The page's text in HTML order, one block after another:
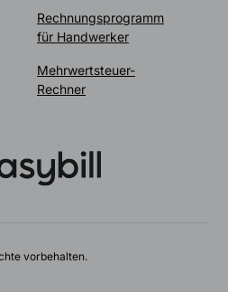
Rechnungsprogramm
für Handwerker
Mehrwertsteuer-
Rechner
vorbehalten.